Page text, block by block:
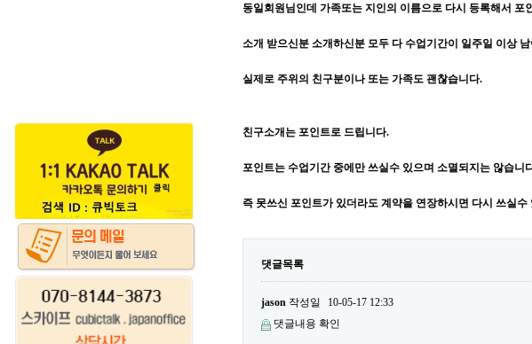
동일회원님인데 가족또는 지인의 이름으로 다시 등록해서
소개 받으신분 소개하신분 모두 다 수업기간이 일주일 이상
실제로 주위의 친구분이나 또는 가족도 괜찮습니다.
친구소개는 포인트로 드립니다.
포인트는 수업기간 중에만 쓰실수 있으며 소멸되지는 않습니
즉 못쓰신 포인트가 있더라도 계약을 연장하시면 다시 쓰실수
댓글목록
jason 작성일
10-05-17 12:33
댓글내용 확인